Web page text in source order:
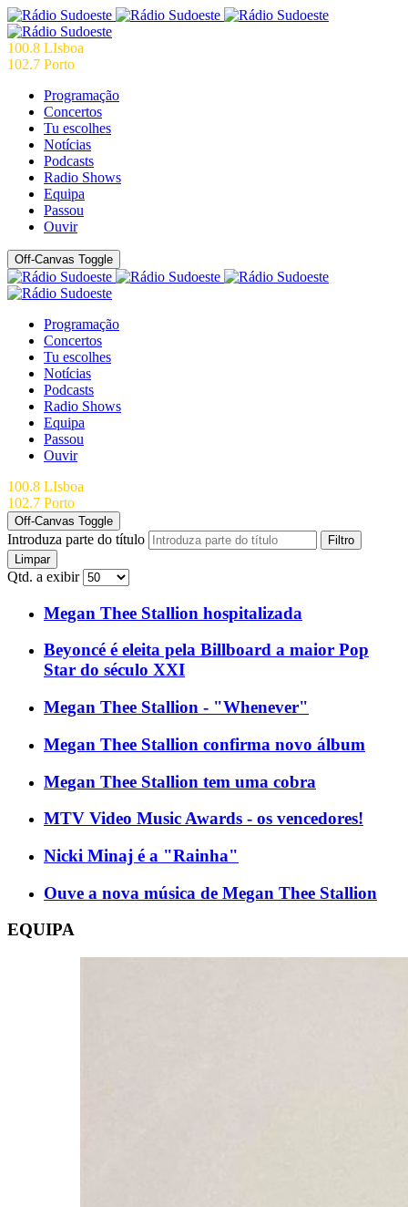
100.8 LIsboa
102.7 Porto
Programação
Concertos
Tu escolhes
Notícias
Podcasts
Radio Shows
Equipa
Passou
Ouvir
Off-Canvas Toggle
Programação
Concertos
Tu escolhes
Notícias
Podcasts
Radio Shows
Equipa
Passou
Ouvir
100.8 LIsboa
102.7 Porto
Off-Canvas Toggle
Introduza parte do título
Filtro
Limpar
Qtd. a exibir
Megan Thee Stallion hospitalizada
Beyoncé é eleita pela Billboard a maior Pop
Star do século XXI
Megan Thee Stallion - "Whenever"
Megan Thee Stallion confirma novo álbum
Megan Thee Stallion tem uma cobra
MTV Video Music Awards - os vencedores!
Nicki Minaj é a "Rainha"
Ouve a nova música de Megan Thee Stallion
EQUIPA